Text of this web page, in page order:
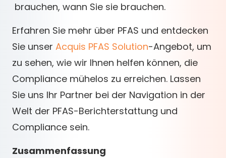
brauchen, wann Sie sie brauchen.
Erfahren Sie mehr über PFAS und entdecken
Sie unser Acquis PFAS Solution-Angebot, um
zu sehen, wie wir Ihnen helfen können, die
Compliance mühelos zu erreichen. Lassen
Sie uns Ihr Partner bei der Navigation in der
Welt der PFAS-Berichterstattung und
Compliance sein.
Zusammenfassung